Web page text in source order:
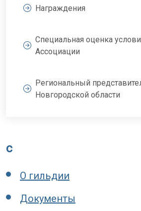
Награждения
Специальная оценка
Ассоциации
Региональный
Новгородской области
c
О гильдии
Документы